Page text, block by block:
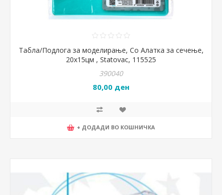
Табла/Подлога за моделирање, Со Алатка за сечење,
20х15цм , Statovac, 115525
390040
80,00 ден
+ ДОДАДИ ВО КОШНИЧКА